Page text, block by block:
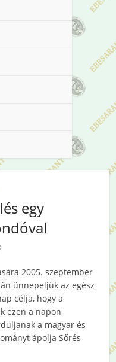
egy
2005. szeptember
ünnepeljük az egész
célja, hogy a
ezen a napon
a magyar és
ápolja Sőrés